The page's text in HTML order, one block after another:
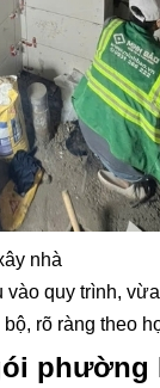
nhà
quy trình,
rõ ràng theo
phường